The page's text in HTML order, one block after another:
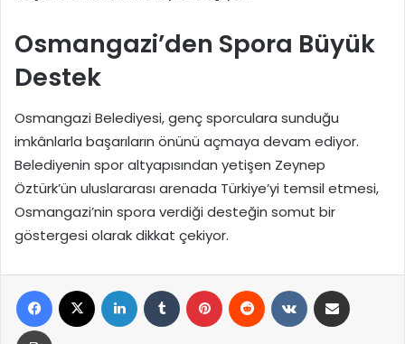
Osmangazi’den Spora Büyük
Destek
Osmangazi Belediyesi, genç sporculara sunduğu
imkânlarla başarıların önünü açmaya devam ediyor.
Belediyenin spor altyapısından yetişen Zeynep
Öztürk’ün uluslararası arenada Türkiye’yi temsil etmesi,
Osmangazi’nin spora verdiği desteğin somut bir
göstergesi olarak dikkat çekiyor.
Facebook LinkedIn Tumblr Pinterest Reddit VKontakte
Yazdır